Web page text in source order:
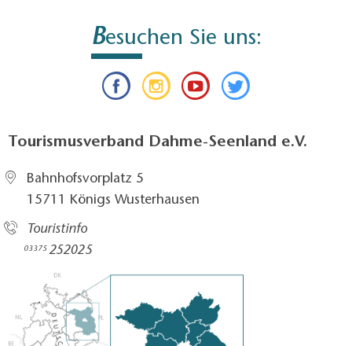
Besuchen Sie uns:
Tourismusverband Dahme-Seenland e.V.
Bahnhofsvorplatz 5​
15711 Königs Wusterhausen
Touristinfo
03375 252025​